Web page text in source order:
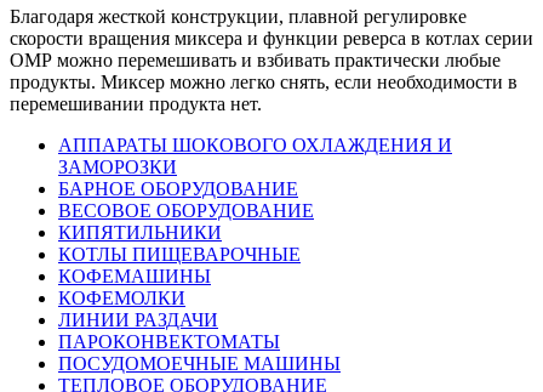
Благодаря жесткой конструкции, плавной регулировке
скорости вращения миксера и функции реверса в котлах серии
ОМР можно перемешивать и взбивать практически любые
продукты. Миксер можно легко снять, если необходимости в
перемешивании продукта нет.
АППАРАТЫ ШОКОВОГО ОХЛАЖДЕНИЯ И
ЗАМОРОЗКИ
БАРНОЕ ОБОРУДОВАНИЕ
ВЕСОВОЕ ОБОРУДОВАНИЕ
КИПЯТИЛЬНИКИ
КОТЛЫ ПИЩЕВАРОЧНЫЕ
КОФЕМАШИНЫ
КОФЕМОЛКИ
ЛИНИИ РАЗДАЧИ
ПАРОКОНВЕКТОМАТЫ
ПОСУДОМОЕЧНЫЕ МАШИНЫ
ТЕПЛОВОЕ ОБОРУДОВАНИЕ